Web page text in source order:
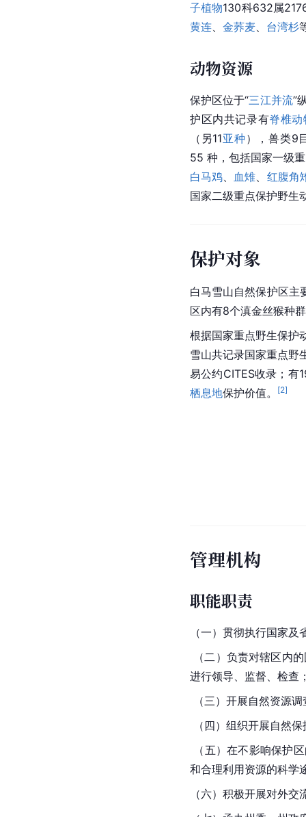
子植物130科632属
黄连、 金荞麦、 台湾杉
动物资源
保护区位于“三江并流”
护区内共记录有脊椎动
（另11亚种 ），兽类9
55 种，包括国家一级
白马鸡
血雉
红腹角
国家二级重点保护野生
保护对象
白马雪山自然保护区主
区内有8个滇金丝猴种
根据国家重点野生保护
雪山共记录国家重点野
易公约CITES收录；有
栖息地保护价值。 [2]
管理机构
职能职责
（一）贯彻执行国家
（二）负责对辖区内
进行领导、监督、检查
（三）开展自然资源
（四）组织开展自然
（五）在不影响保护
和合理利用资源的科学
（六）积极开展对外